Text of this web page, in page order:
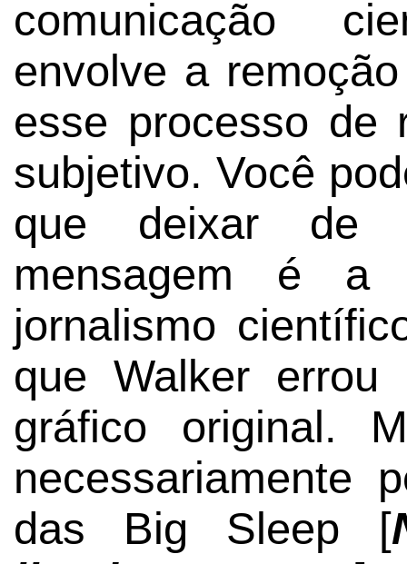
comunicação
envolve a
esse processo de
subjetivo. Você
que deixar de
mensagem é a
jornalismo
que Walker
gráfico original.
necessariamente
das Big Sleep [